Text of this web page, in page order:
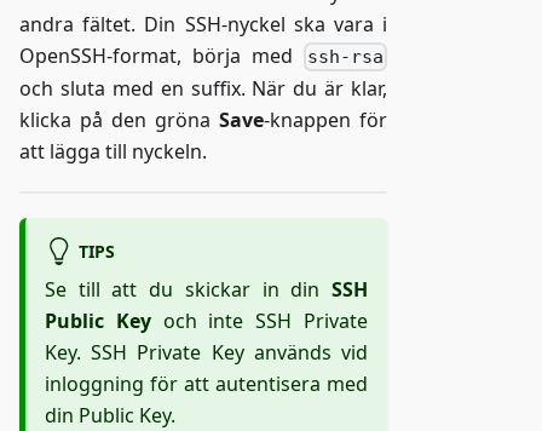
andra fältet. Din SSH-nyckel ska vara i
OpenSSH-format, börja med
ssh-rsa
och sluta med en suffix. När du är klar,
klicka på den gröna Save-knappen för
att lägga till nyckeln.
TIPS
Se till att du skickar in din SSH
Public Keyoch inte SSH Private
Key. SSH Private Key används vid
inloggning för att autentisera med
din Public Key.